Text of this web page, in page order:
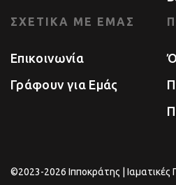
ΣΧΕΤΙΚΆ ΜΕ ΕΜΆΣ
Επικοινωνία
Γράφουν για Εμάς
©2023-2026 Ιπποκράτης | Ιαματικές